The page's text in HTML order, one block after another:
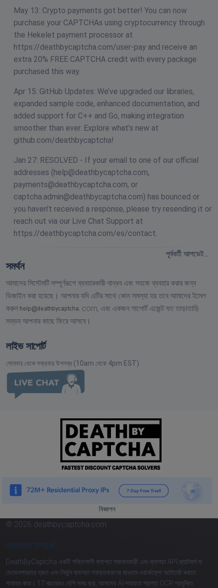
May 13: Crypto payments got better! You can now
purchase your CAPTCHAs using cryptocurrency through
the Hekelet payment processor at
https://deathbycaptcha.com/user-pay and receive an
extra 20% FREE CAPTCHA credit with every package
purchased this way.
Apr 15: GitHub Updates: We’ve upgraded our libraries,
expanded sample code, enhanced documentation, and
added support for C++ and Go, making integration
smoother than ever. Explore what’s new at
github.com/deathbycaptcha!
Jan 27: RESOLVED - If your email to one of our official
addresses (help@deathbycaptcha.com,
payments@deathbycaptcha.com, or
captcha.admin@deathbycaptcha.com) has bounced or
you haven’t received a response, please try resending it or
reach out via our Live Chat Support at
https://deathbycaptcha.com/es/contact.
পূর্ববর্তী আপডেট…
সমর্থন
আমাদের সিস্টেমটি সম্পূর্ণরূপে ব্যবহারকারী-বান্ধব এবং সহজে ব্যবহার করার জন্য
ডিজাইন করা হয়েছে। আপনার যদি এটির সাথে কোন সমস্যা হয় তবে আমাদের ইমেল
করুন
com, এবং একজন সাপোর্ট এজেন্ট যত তাড়াতাড়ি
সম্ভব আপনার কাছে ফিরে আসবে।
লাইভ সাপোর্ট
সোমবার থেকে শুক্রবার উপলব্ধ (10am থেকে 4pm EST)
বিজ্ঞাপন
© 2026 deathbycaptcha.com
DeathByCaptcha একটি শক্তিশালী ক্যাপচা সমাধানকারী এবং ক্যাপচা API প্ল্যাটফর্ম যা
ডেভেলপারদের দ্রুত এবং নির্ভুল ক্যাপচা শনাক্তকরণের মাধ্যমে ওয়ার্কফ্লো অটোমেট করতে
সাহায্য করে। 17 বছরেরও বেশি সময় ধরে, আমাদের AI-সহায়তা প্রাপ্ত OCR প্রযুক্তি,